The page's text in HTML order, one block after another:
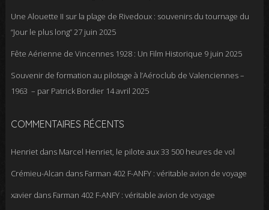
Une Alouette II sur la plage de Rivedoux : souvenirs du tournage du
“Jour le plus long”27 juin 2025
Fête Aérienne de Vincennes 1928 : Un Film Historique 9 juin 2025
Souvenir de formation au pilotage à l’Aéroclub de Valenciennes –
1963 – par Patrick Bordier 14 avril 2025
COMMENTAIRES RÉCENTS
Henrietdans Marcel Henriet, le pilote aux 33 500 heures de vol
Crémieu-Alcan dans Farman 402 F-ANFY : véritable avion de voyage
xavierdans Farman 402 F-ANFY : véritable avion de voyage